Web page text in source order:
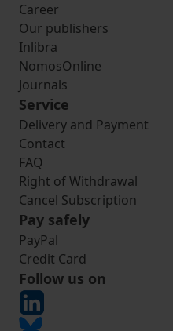
Career
Our publishers
Inlibra
NomosOnline
Journals
Service
Delivery and Payment
Contact
FAQ
Right of Withdrawal
Cancel Subscription
Pay safely
PayPal
Credit Card
Follow us on